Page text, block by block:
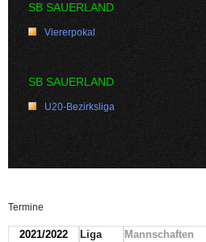
SB SAUERLAND
Viererpokal
SB SAUERLAND
U20-Bezirksliga
Termine
2021/2022 Liga Mannschaften